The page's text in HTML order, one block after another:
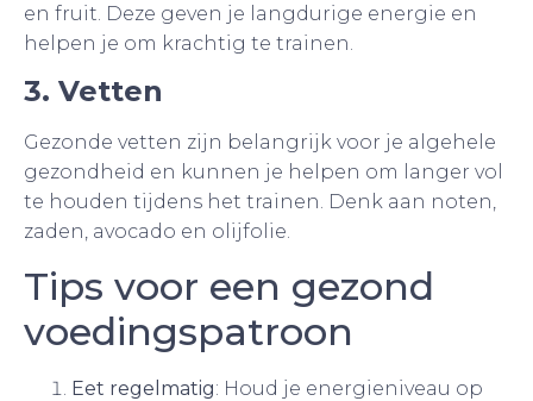
en fruit. Deze geven je langdurige energie en
helpen je om krachtig te trainen.
3. Vetten
Gezonde vetten zijn belangrijk voor je algehele
gezondheid en kunnen je helpen om langer vol
te houden tijdens het trainen. Denk aan noten,
zaden, avocado en olijfolie.
Tips voor een gezond
voedingspatroon
Eet regelmatig: Houd je energieniveau op